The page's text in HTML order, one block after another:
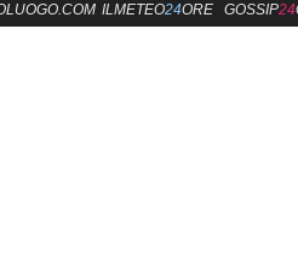
ILMETEO24ORE GOSSIP24